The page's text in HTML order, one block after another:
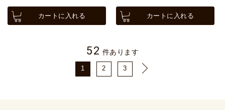
カートに入れる カートに入れる
52 件あります
1 2 3